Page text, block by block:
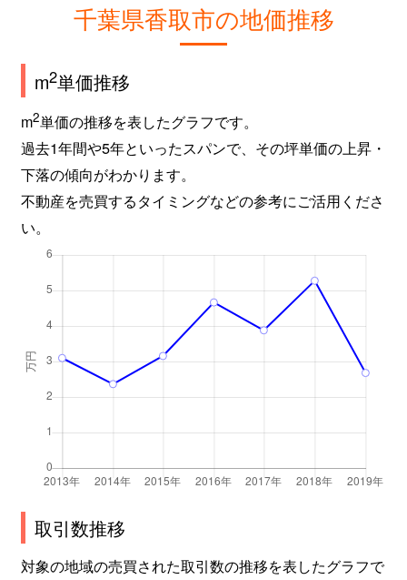
千葉県香取市の地価推移
m2単価推移
m2単価の推移を表したグラフです。
過去1年間や5年といったスパンで、その坪単価の上昇・
下落の傾向がわかります。
不動産を売買するタイミングなどの参考にご活用くださ
い。
取引数推移
対象の地域の売買された取引数の推移を表したグラフで